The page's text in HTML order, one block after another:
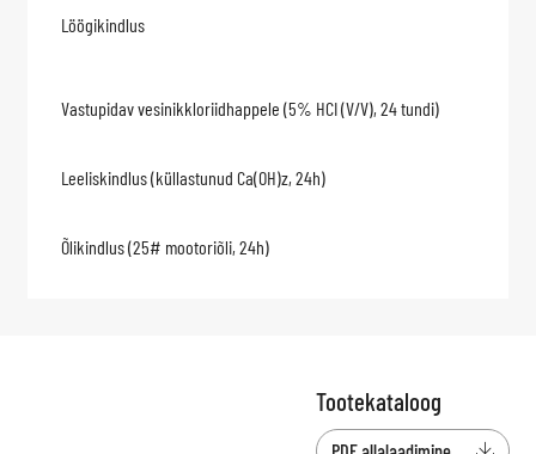
Löögikindlus
Vastupidav vesinikkloriidhappele (5% HCI (V/V), 24 tundi)
Leeliskindlus (küllastunud Ca(OH)z, 24h)
Õlikindlus (25# mootoriõli, 24h)
Tootekataloog
